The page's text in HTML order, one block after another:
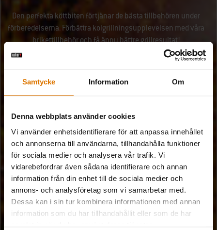
Samtycke Information Om
Denna webbplats använder cookies
Vi använder enhetsidentifierare för att anpassa innehållet
och annonserna till användarna, tillhandahålla funktioner
för sociala medier och analysera vår trafik. Vi
vidarebefordrar även sådana identifierare och annan
information från din enhet till de sociala medier och
annons- och analysföretag som vi samarbetar med.
Dessa kan i sin tur kombinera informationen med annan
information som du har tillhandahållit eller som de har
Den perfekta köttbiten förtjänar de bästa tillbehören under
förberedelserna. Förbättra kolgrillningsupplevelsen med våra
brikettillbehör och få ännu bättre grillresultat!